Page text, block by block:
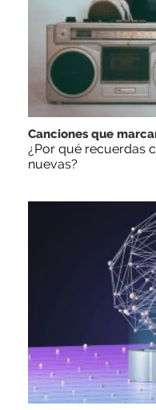
Canciones que
¿Por qué recuerdas
nuevas?